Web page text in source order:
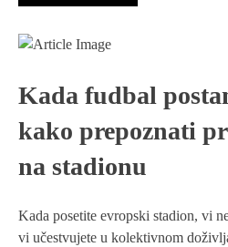
Kada fudbal
kako prepoznati
na stadionu
Kada posetite evropski stadion, vi
vi učestvujete u kolektivnom